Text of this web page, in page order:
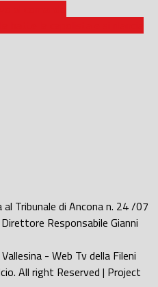
Tribunale di Ancona n. 24 /07
Responsabile Gianni
- Web Tv della Fileni
All right Reserved | Project